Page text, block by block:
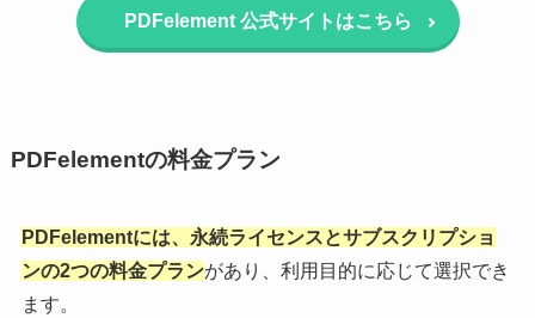
PDFelement 公式サイトはこちら
PDFelementの料金プラン
PDFelementには、永続ライセンスとサブスクリプショ
ンの2つの料金プランがあり、利用目的に応じて選択でき
ます。